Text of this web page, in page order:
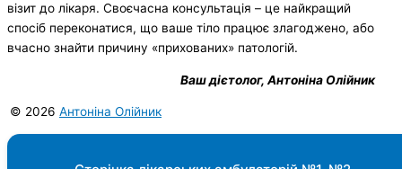
візит до лікаря. Своєчасна консультація – це найкращий
спосіб переконатися, що ваше тіло працює злагоджено, або
вчасно знайти причину «прихованих» патологій.
Ваш дієтолог, Антоніна Олійник
© 2026 Антоніна Олійник